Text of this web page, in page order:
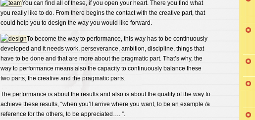
You can find all of these, if you open your heart. There you find what
you really like to do. From there begins the contact with the creative part, that
could help you to design the way you would like forward.
To become the way to performance, this way has to be continuously
developed and it needs work, perseverance, ambition, discipline, things that
have to be done and that are more about the pragmatic part. That’s why, the
way to performance means also the capacity to continuously balance these
two parts, the creative and the pragmatic parts.
The performance is about the results and also is about the quality of the way to
achieve these results, “when you’ll arrive where you want, to be an example /a
reference for the others, to be appreciated…. ”.